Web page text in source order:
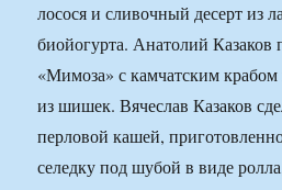
лосося и сливочный десерт из
биойогурта. Анатолий Казаков
«Мимоза» с камчатским
из шишек. Вячеслав Казаков
перловой кашей,
селедку под шубой в виде